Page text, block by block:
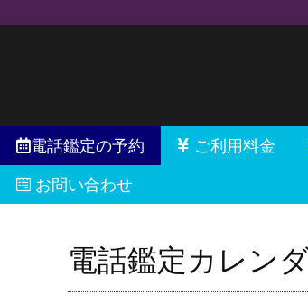
電話鑑定の予約 ご利用料金
お問い合わせ
電話鑑定カレン